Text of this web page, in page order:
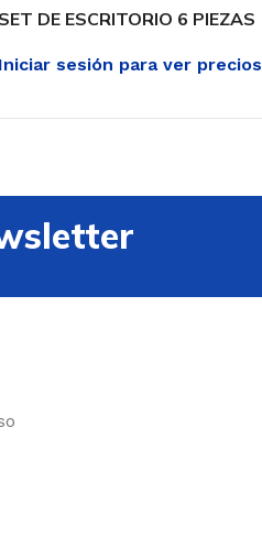
SET DE ESCRITORIO 6 PIEZAS
Iniciar sesión para ver precios